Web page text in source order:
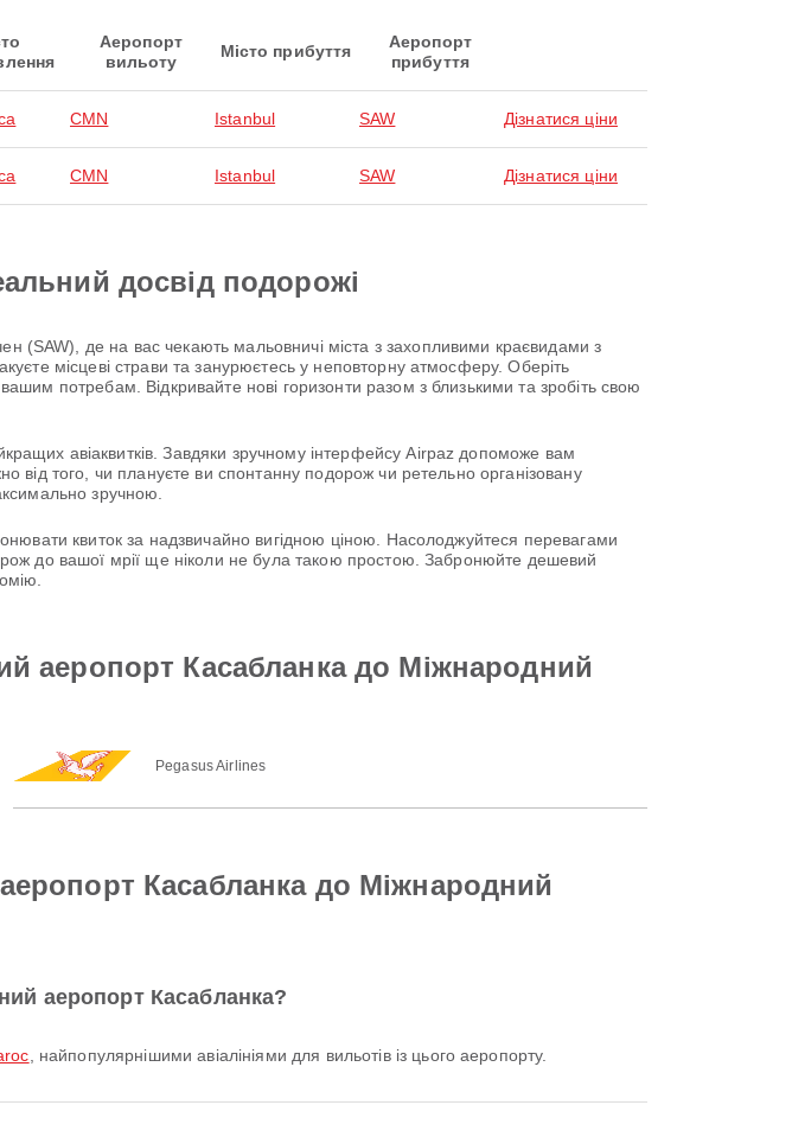
Аеропорт
вильоту
Місто прибуття
Аеропорт
прибуття
CMN Istanbul SAW Дізнатися ціни
CMN Istanbul SAW Дізнатися ціни
досвід подорожі
де на вас чекають мальовничі міста з захопливими краєвидами з
місцеві страви та занурюєтесь у неповторну атмосферу. Оберіть
потребам. Відкривайте нові горизонти разом з близькими та зробіть свою
авіаквитків. Завдяки зручному інтерфейсу Airpaz допоможе вам
від того, чи плануєте ви спонтанну подорож чи ретельно організовану
зручною.
квиток за надзвичайно вигідною ціною. Насолоджуйтеся перевагами
до вашої мрії ще ніколи не була такою простою. Забронюйте дешевий
аеропорт Касабланка до Міжнародний
Pegasus Airlines
Касабланка до Міжнародний
аеропорт Касабланка?
, найпопулярнішими авіалініями для вильотів із цього аеропорту.